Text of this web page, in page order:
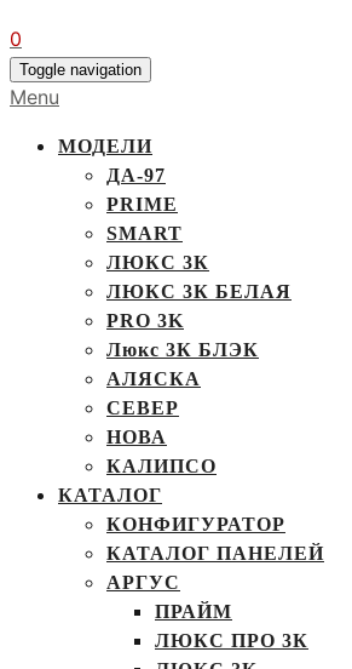
0
Toggle navigation
Menu
МОДЕЛИ
ДА-97
PRIME
SMART
ЛЮКС 3К
ЛЮКС 3К БЕЛАЯ
PRO 3K
Люкс 3К БЛЭК
АЛЯСКА
СЕВЕР
НОВА
КАЛИПСО
КАТАЛОГ
КОНФИГУРАТОР
КАТАЛОГ ПАНЕЛЕЙ
АРГУС
ПРАЙМ
ЛЮКС ПРО 3К